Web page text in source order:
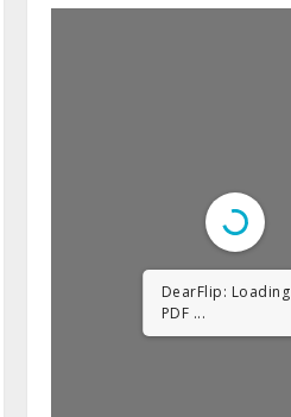
DearFlip: Loading
PDF 23% ...